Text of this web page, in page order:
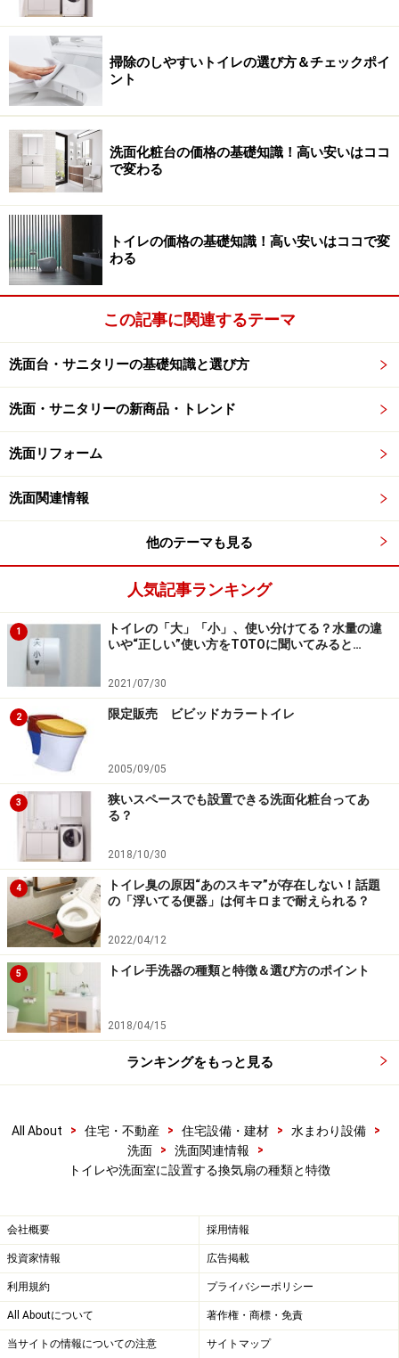
排気・強-弱、低騒音形「DCモータータイプ〉」、羽根が簡
単に外せるので、掃除もしやすい。風圧式高気密シャッター
付。 [FY-17CD7V 天埋換気扇（樹脂）・ルーバーセット]
パナソニック エコソリューションズ
一般的な洗面室やトイレの換気扇は、20センチ程度の四
角や丸の形状のもので、格子ルーバーやパネルなどを取
り入れたタイプが多くみられます。
取り付け位置によって、壁に設置するタイプと天井に埋
簡単な工事で取り付けることができるので、既築の住宅
にもリフォームなど増設することが可能。天井に埋め込
間取りや空間のつくりなどによって、検討することにな
るでしょう。
洗面室：湿気を感知するセンサー付きのタ
イプなども便利
洗面室は、浴室に隣接し脱衣室を兼ねるプランも多く、
また洗濯機を設置する場であったり、室内干しをしたり
と、湿気がこもりやすい空間。充分な換気を確保できる
プランとする必要があります。
住まい全体の換気計画に基づいて、適切な位置に適切な
機器を設置し、作動させることはもちろんですが、洗面
室向きの機器としては、湿度センサーの付いたタイプな
ども揃っています。設定した湿度以上に室内の湿度が上
がると自動的に運転を開始（通常は弱運転で、設定湿度
以上になると強運転に切り替わるタイプも）するので、
お風呂あがり後や洗濯物を室内干しする場合などに便利
でしょう。
トイレ：照明と連動するタイプや人を感知
するセンサー付きなど
掃除のしやすいトイレの選び方＆チェックポイ
ント
洗面化粧台の価格の基礎知識！高い安いはココ
で変わる
トイレの価格の基礎知識！高い安いはココで変
わる
この記事に関連するテーマ
洗面台・サニタリーの基礎知識と選び方
洗面・サニタリーの新商品・トレンド
洗面リフォーム
洗面関連情報
他のテーマも見る
人気記事ランキング
1
トイレの「大」「小」、使い分けてる？水量の違
いや“正しい”使い方をTOTOに聞いてみると…
2021/07/30
2 限定販売 ビビッドカラートイレ
2005/09/05
3
狭いスペースでも設置できる洗面化粧台ってあ
る？
2018/10/30
4
トイレ臭の原因“あのスキマ”が存在しない！話題
の「浮いてる便器」は何キロまで耐えられる？
2022/04/12
5 トイレ手洗器の種類と特徴＆選び方のポイント
2018/04/15
ランキングをもっと見る
All About > 住宅・不動産 > 住宅設備・建材 > 水まわり設備
>
洗面
> 洗面関連情報
>
トイレや洗面室に設置する換気扇の種類と特徴
会社概要 採用情報
投資家情報 広告掲載
利用規約 プライバシーポリシー
All Aboutについて 著作権・商標・免責
当サイトの情報についての注意 サイトマップ